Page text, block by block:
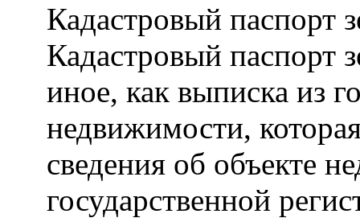
Кадастровый паспорт
Кадастровый паспорт
иное, как выписка из
недвижимости,
сведения об объекте
государственной